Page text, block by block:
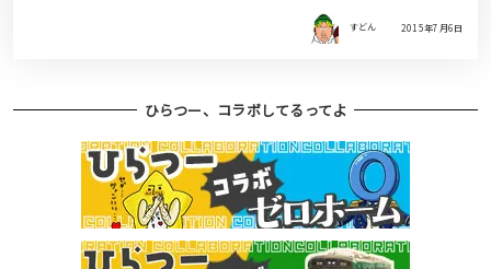
すどん 2015年7月6日
ひらつー、コラボしてるってよ